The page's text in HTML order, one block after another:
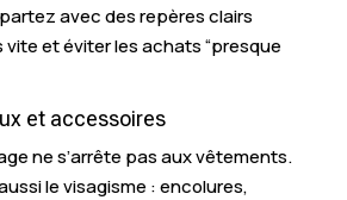
avec des repères clairs
vite et éviter les achats “presque
et accessoires
ne s’arrête pas aux vêtements.
le visagisme : encolures,